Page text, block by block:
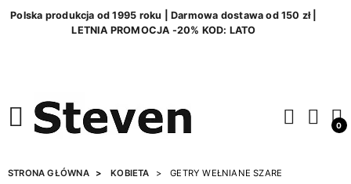
Polska produkcja od 1995 roku | Darmowa dostawa od 150 zł |
LETNIA PROMOCJA -20% KOD: LATO
0
STRONA GŁÓWNA KOBIETA GETRY WEŁNIANE SZARE